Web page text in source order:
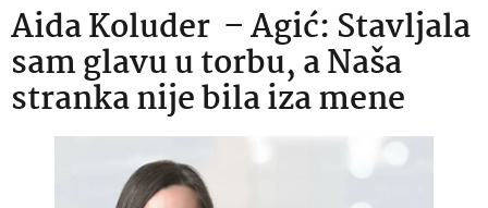
Aida Koluder – Agić: Stavljala
sam glavu u torbu, a Naša
stranka nije bila iza mene